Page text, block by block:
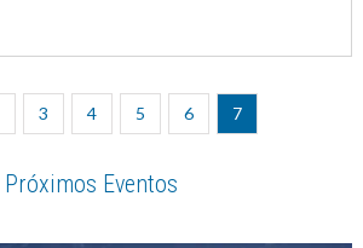
3 4 5 6 7
Próximos Eventos